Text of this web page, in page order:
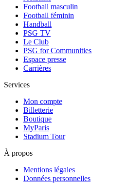
Football masculin
Football féminin
Handball
PSG TV
Le Club
PSG for Communities
Espace presse
Carrières
Services
Mon compte
Billetterie
Boutique
MyParis
Stadium Tour
À propos
Mentions légales
Données personnelles